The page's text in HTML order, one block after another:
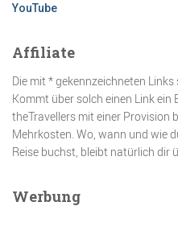
YouTube
Affiliate
Die mit * gekennzeichneten
Kommt über solch einen Link ein
theTravellers mit einer Provision
Mehrkosten. Wo, wann und wie
Reise buchst, bleibt natürlich dir
Werbung